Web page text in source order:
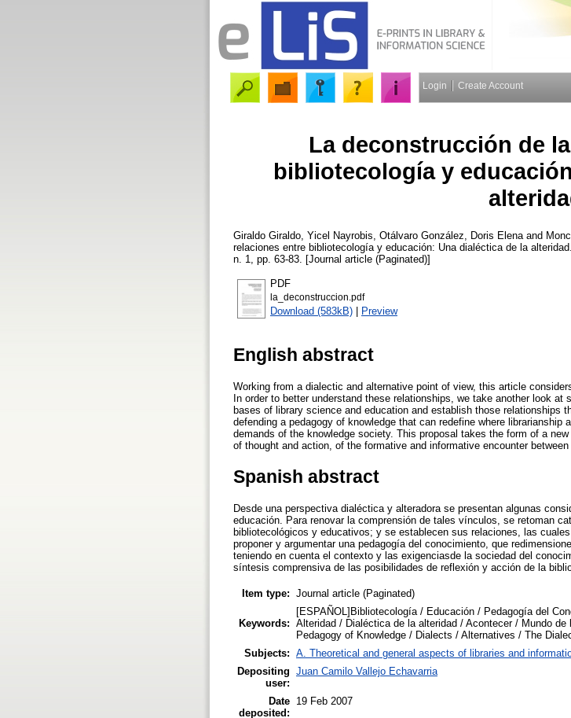
Login Create Account
La deconstrucción de
bibliotecología y
Giraldo Giraldo, Yicel Nayrobis Otálvaro González, Doris Elena and
relaciones entre bibliotecología y educación: Una dialéctica de la alteridad.
n. 1, pp. 63-83. [Journal article (Paginated)]
PDF
la_deconstruccion.pdf
Download (583kB) | Preview
English abstract
Working from a dialectic and alternative point of view, this article
In order to better understand these relationships, we take another look
bases of library science and education and establish those relationships
defending a pedagogy of knowledge that can redefine where
demands of the knowledge society. This proposal takes the form of a
of thought and action, of the formative and informative encounter between
Spanish abstract
Desde una perspectiva dialéctica y alteradora se presentan algunas
educación. Para renovar la comprensión de tales vínculos, se retoman
bibliotecológicos y educativos; y se establecen sus relaciones, las
proponer y argumentar una pedagogía del conocimiento, que
teniendo en cuenta el contexto y las exigenciasde la sociedad del
síntesis comprensiva de las posibilidades de reflexión y acción de la
Item type: Journal article (Paginated)
Keywords:
[ESPAÑOL]Bibliotecología / Educación / Pedagogía del
Alteridad / Dialéctica de la alteridad / Acontecer / Mundo
Pedagogy of Knowledge / Dialects / Alternatives / The
Subjects: A. Theoretical and general aspects of libraries and
Depositing
user:
Juan Camilo Vallejo Echavarria
Date
deposited:
19 Feb 2007